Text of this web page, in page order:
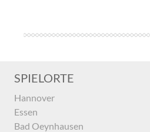
SPIELORTE
Hannover
Essen
Bad Oeynhausen